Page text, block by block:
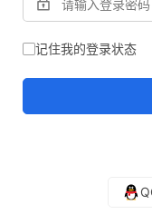
记住我的登录状态